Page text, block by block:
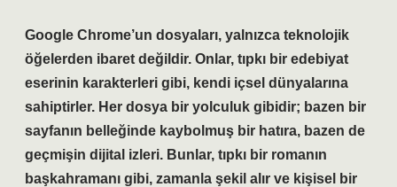
Google Chrome’un dosyaları, yalnızca teknolojik
öğelerden ibaret değildir. Onlar, tıpkı bir edebiyat
eserinin karakterleri gibi, kendi içsel dünyalarına
sahiptirler. Her dosya bir yolculuk gibidir; bazen bir
sayfanın belleğinde kaybolmuş bir hatıra, bazen de
geçmişin dijital izleri. Bunlar, tıpkı bir romanın
başkahramanı gibi, zamanla şekil alır ve kişisel bir